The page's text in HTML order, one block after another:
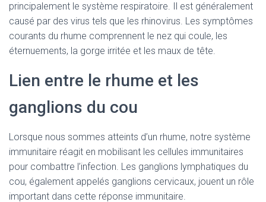
principalement le système respiratoire. Il est généralement
causé par des virus tels que les rhinovirus. Les symptômes
courants du rhume comprennent le nez qui coule, les
éternuements, la gorge irritée et les maux de tête.
Lien entre le rhume et les
ganglions du cou
Lorsque nous sommes atteints d’un rhume, notre système
immunitaire réagit en mobilisant les cellules immunitaires
pour combattre l’infection. Les ganglions lymphatiques du
cou, également appelés ganglions cervicaux, jouent un rôle
important dans cette réponse immunitaire.